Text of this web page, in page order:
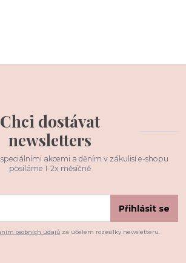
Chci dostávat
newsletters
akcemi a děním v zákulisí e-shopu
posíláme 1-2x měsíčně
Přihlásit se
osobních údajů za účelem rozesílky newsletteru.